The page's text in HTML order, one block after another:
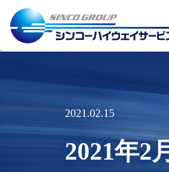
2021.02.15
2021年2